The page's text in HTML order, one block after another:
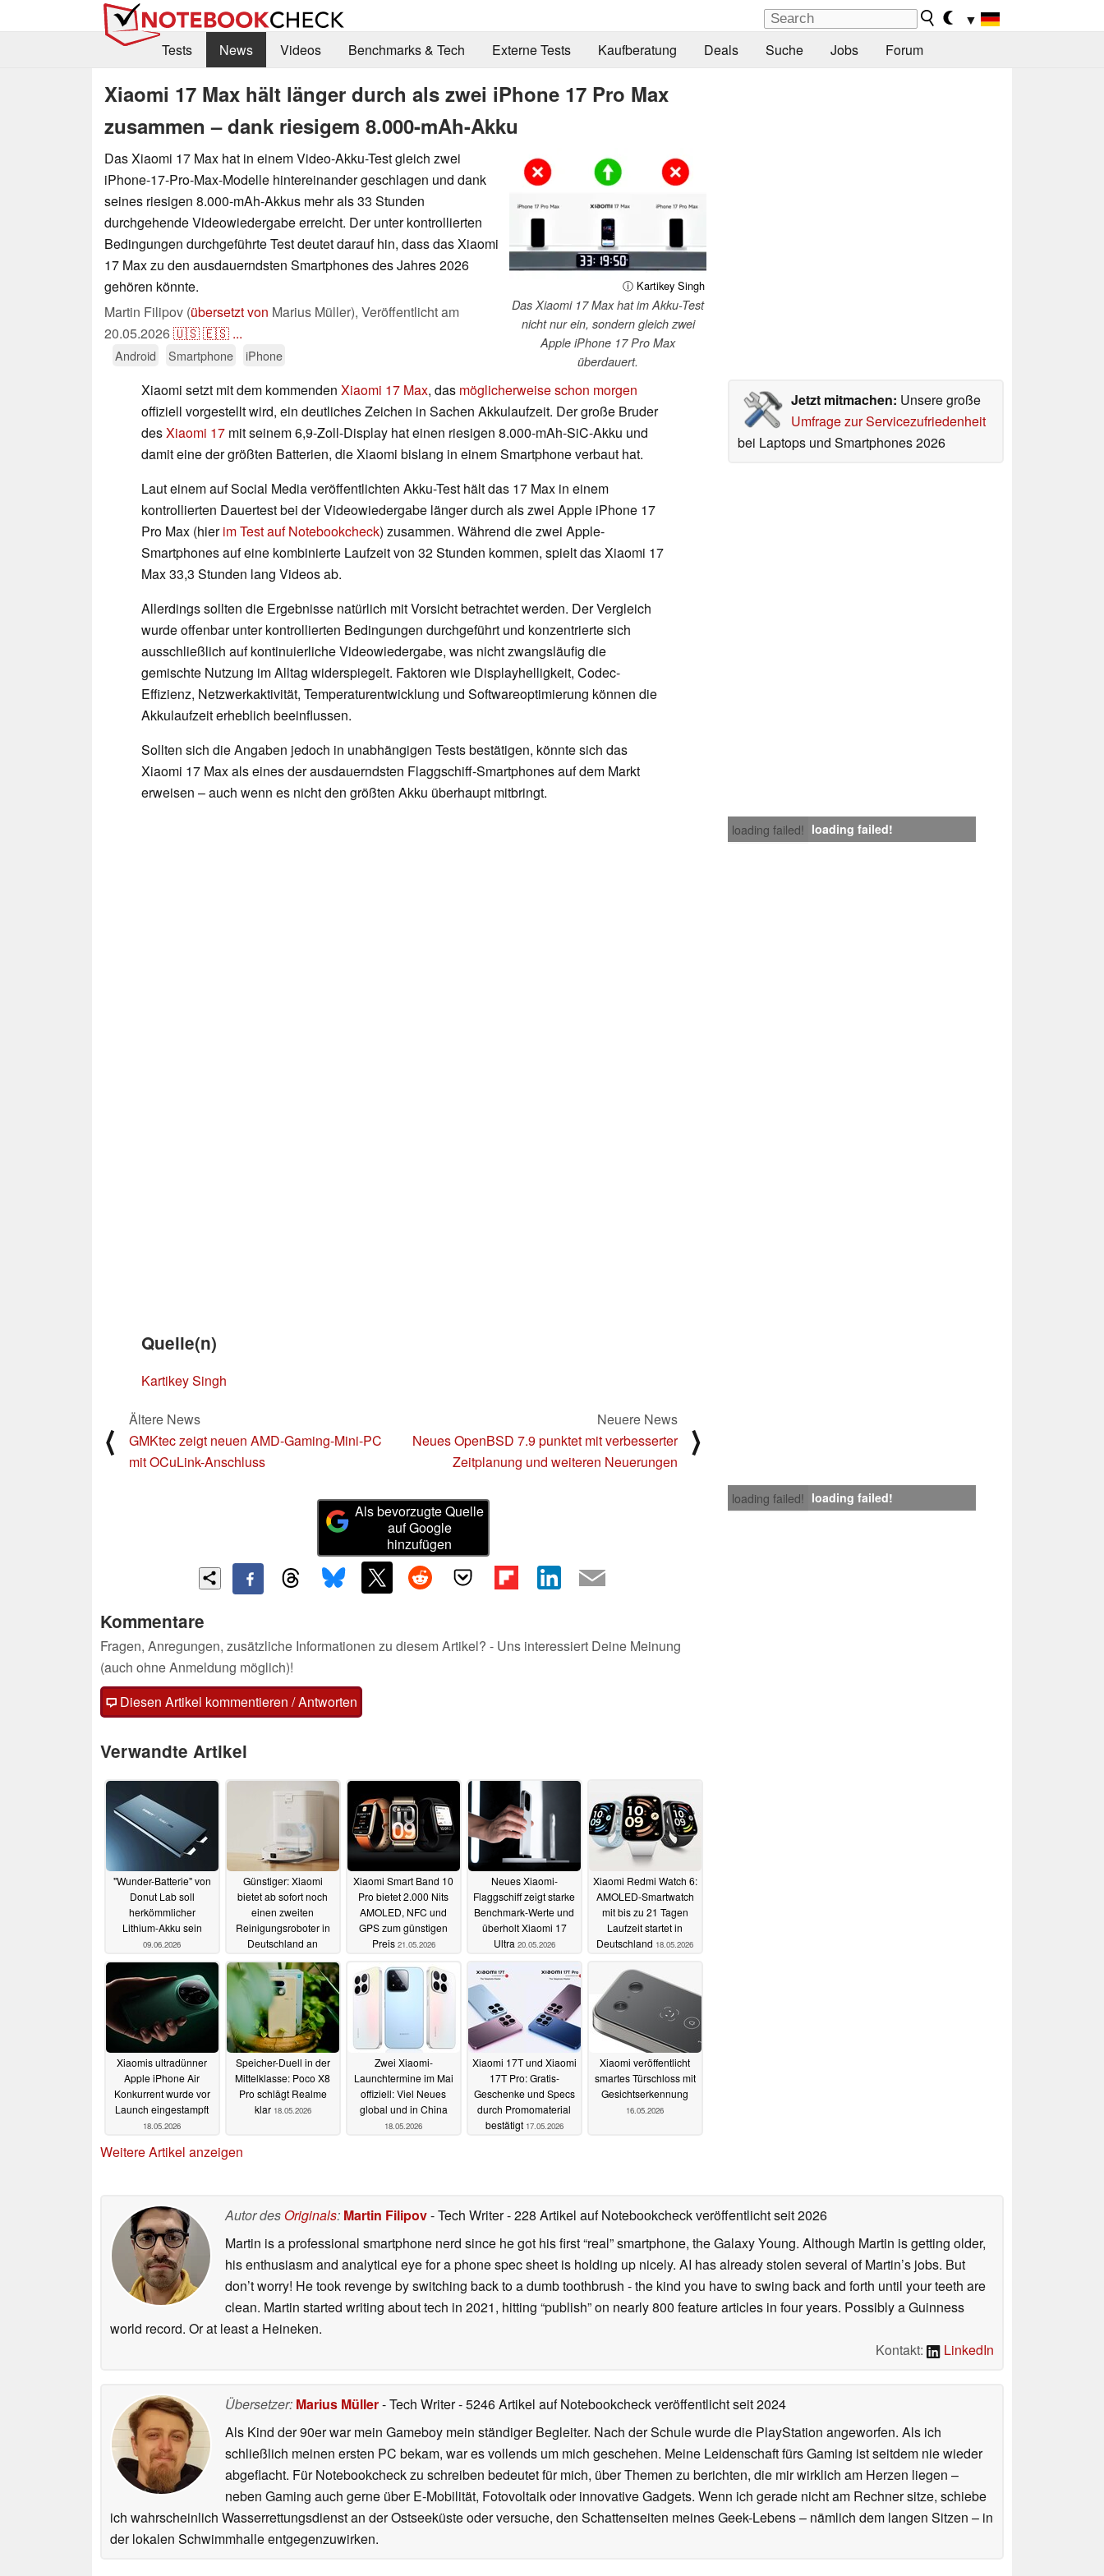
▼
Tests
News Videos Benchmarks & Tech Externe Tests Kaufberatung Deals Suche Jobs Forum
Xiaomi 17 Max hält länger durch als zwei iPhone 17 Pro Max
zusammen – dank riesigem 8.000-mAh-Akku
ⓘ Kartikey Singh
Das Xiaomi 17 Max hat im Akku-Test
nicht nur ein, sondern gleich zwei
Apple iPhone 17 Pro Max
überdauert.
Das Xiaomi 17 Max hat in einem Video-Akku-Test gleich zwei
iPhone-17-Pro-Max-Modelle hintereinander geschlagen und dank
seines riesigen 8.000-mAh-Akkus mehr als 33 Stunden
durchgehende Videowiedergabe erreicht. Der unter kontrollierten
Bedingungen durchgeführte Test deutet darauf hin, dass das Xiaomi
17 Max zu den ausdauerndsten Smartphones des Jahres 2026
gehören könnte.
Martin Filipov (übersetzt von Marius Müller), Veröffentlicht am
20.05.2026🇺🇸🇪🇸 ...
Android Smartphone iPhone
Jetzt mitmachen: Unsere große
Umfrage zur Servicezufriedenheit
bei Laptops und Smartphones 2026
Xiaomi setzt mit dem kommenden Xiaomi 17 Max, das möglicherweise schon morgen
offiziell vorgestellt wird, ein deutliches Zeichen in Sachen Akkulaufzeit. Der große Bruder
desXiaomi 17 mit seinem 6,9-Zoll-Display hat einen riesigen 8.000-mAh-SiC-Akku und
damit eine der größten Batterien, die Xiaomi bislang in einem Smartphone verbaut hat.
Laut einem auf Social Media veröffentlichten Akku-Test hält das 17 Max in einem
kontrollierten Dauertest bei der Videowiedergabe länger durch als zwei Apple iPhone 17
Pro Max (hierim Test auf Notebookcheck) zusammen. Während die zwei Apple-
Smartphones auf eine kombinierte Laufzeit von 32 Stunden kommen, spielt das Xiaomi 17
Max 33,3 Stunden lang Videos ab.
Allerdings sollten die Ergebnisse natürlich mit Vorsicht betrachtet werden. Der Vergleich
wurde offenbar unter kontrollierten Bedingungen durchgeführt und konzentrierte sich
ausschließlich auf kontinuierliche Videowiedergabe, was nicht zwangsläufig die
gemischte Nutzung im Alltag widerspiegelt. Faktoren wie Displayhelligkeit, Codec-
Effizienz, Netzwerkaktivität, Temperaturentwicklung und Softwareoptimierung können die
Akkulaufzeit erheblich beeinflussen.
Sollten sich die Angaben jedoch in unabhängigen Tests bestätigen, könnte sich das
Xiaomi 17 Max als eines der ausdauerndsten Flaggschiff-Smartphones auf dem Markt
erweisen – auch wenn es nicht den größten Akku überhaupt mitbringt.
loading failed! loading failed!
Quelle(n)
Kartikey Singh
⟨
Ältere News
GMKtec zeigt neuen AMD-Gaming-Mini-PC
mit OCuLink-Anschluss
Neuere News
Neues OpenBSD 7.9 punktet mit verbesserter
Zeitplanung und weiteren Neuerungen
⟩
loading failed! loading failed!
Als bevorzugte Quelle
auf Google
hinzufügen
Kommentare
Fragen, Anregungen, zusätzliche Informationen zu diesem Artikel? - Uns interessiert Deine Meinung
(auch ohne Anmeldung möglich)!
Diesen Artikel kommentieren / Antworten
Verwandte Artikel
"Wunder-Batterie" von
Donut Lab soll
herkömmlicher
Lithium-Akku sein
09.06.2026
Günstiger: Xiaomi
bietet ab sofort noch
einen zweiten
Reinigungsroboter in
Deutschland an
21.05.2026
Xiaomi Smart Band 10
Pro bietet 2.000 Nits
AMOLED, NFC und
GPS zum günstigen
Preis 21.05.2026
Neues Xiaomi-
Flaggschiff zeigt starke
Benchmark-Werte und
überholt Xiaomi 17
Ultra 20.05.2026
Xiaomi Redmi Watch 6:
AMOLED-Smartwatch
mit bis zu 21 Tagen
Laufzeit startet in
Deutschland 18.05.2026
Xiaomis ultradünner
Apple iPhone Air
Konkurrent wurde vor
Launch eingestampft
18.05.2026
Speicher-Duell in der
Mittelklasse: Poco X8
Pro schlägt Realme
klar 18.05.2026
Zwei Xiaomi-
Launchtermine im Mai
offiziell: Viel Neues
global und in China
18.05.2026
Xiaomi 17T und Xiaomi
17T Pro: Gratis-
Geschenke und Specs
durch Promomaterial
bestätigt 17.05.2026
Xiaomi veröffentlicht
smartes Türschloss mit
Gesichtserkennung
16.05.2026
Weitere Artikel anzeigen
Autor des Originals: Martin Filipov- Tech Writer- 228 Artikel auf Notebookcheck veröffentlichtseit 2026
Martin is a professional smartphone nerd since he got his first “real” smartphone, the Galaxy Young. Although Martin is getting older,
his enthusiasm and analytical eye for a phone spec sheet is holding up nicely. AI has already stolen several of Martin’s jobs. But
don’t worry! He took revenge by switching back to a dumb toothbrush - the kind you have to swing back and forth until your teeth are
clean. Martin started writing about tech in 2021, hitting “publish” on nearly 800 feature articles in four years. Possibly a Guinness
world record. Or at least a Heineken.
Kontakt:
LinkedIn
Übersetzer: Marius Müller- Tech Writer- 5246 Artikel auf Notebookcheck veröffentlichtseit 2024
Als Kind der 90er war mein Gameboy mein ständiger Begleiter. Nach der Schule wurde die PlayStation angeworfen. Als ich
schließlich meinen ersten PC bekam, war es vollends um mich geschehen. Meine Leidenschaft fürs Gaming ist seitdem nie wieder
abgeflacht. Für Notebookcheck zu schreiben bedeutet für mich, über Themen zu berichten, die mir wirklich am Herzen liegen –
neben Gaming auch gerne über E-Mobilität, Fotovoltaik oder innovative Gadgets. Wenn ich gerade nicht am Rechner sitze, schiebe
ich wahrscheinlich Wasserrettungsdienst an der Ostseeküste oder versuche, den Schattenseiten meines Geek-Lebens – nämlich dem langen Sitzen – in
der lokalen Schwimmhalle entgegenzuwirken.